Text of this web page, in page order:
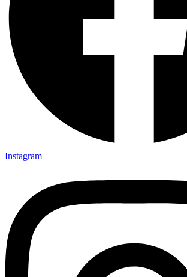
Instagram